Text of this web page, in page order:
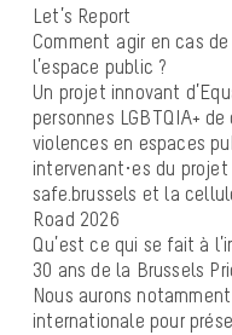
Let’s Report
Comment agir en cas
l’espace public ?
Un projet innovant
personnes LGBTQIA+
violences en espaces
intervenant·es du
safe.brussels et la
Road 2026
Qu’est ce qui se fait à
30 ans de la Brussels
Nous aurons
internationale pour